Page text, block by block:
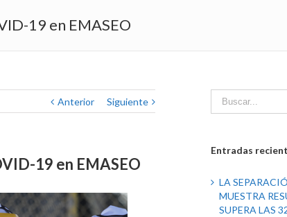
19 en EMASEO
Anterior Siguiente
19 en EMASEO
Entradas
LA
MUESTRA
SUPERA LAS